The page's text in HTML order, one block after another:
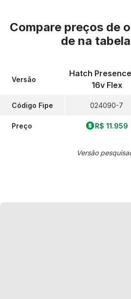
Compare preços de
de na
Versão
Código Fipe
Preço
Hatch
16v Flex
024090-7
R$ 11.959
Versão